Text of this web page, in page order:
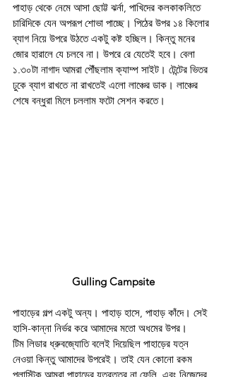
পাহাড় থেকে নেমে আসা ছোট্ট ঝর্না, পাখিদের কলকাকলিতে
চারিদিকে যেন অপরূপ শোভা পাচ্ছে। পিঠের উপর ১৪ কিলোর
ব্যাগ নিয়ে উপরে উঠতে একটু কষ্ট হচ্ছিল। কিন্তু মনের
জোর হারালে যে চলবে না। উপরে রে যেতেই হবে। বেলা
১.৩০টা নাগাদ আমরা পৌঁছলাম ক্যাম্প সাইট। টেন্টের ভিতর
ঢুকে ব্যাগ রাখতে না রাখতেই এলো লাঞ্চের ডাক। লাঞ্চের
শেষে বন্ধুরা মিলে চললাম ফটো সেশন করতে।
Gulling Campsite
পাহাড়ের গল্প একটু অন্য। পাহাড় হাসে, পাহাড় কাঁদে। সেই
হাসি-কান্না নির্ভর করে আমাদের মতো অধমের উপর।
টিম লিডার ধ্রুবজ্যোতি বলেই দিয়েছিল পাহাড়ের যত্ন
নেওয়া কিন্তু আমাদের উপরেই। তাই যেন কোনো রকম